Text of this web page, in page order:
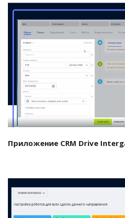
Смотреть
Приложение CRM Drive